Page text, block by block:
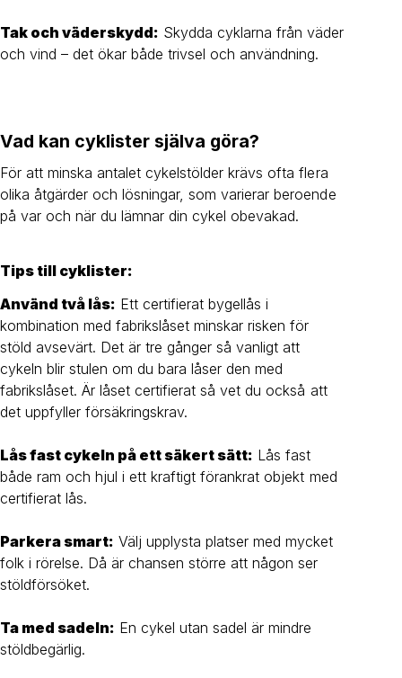
Tak och väderskydd: Skydda cyklarna från väder
och vind – det ökar både trivsel och användning.
Vad kan cyklister själva göra?
För att minska antalet cykelstölder krävs ofta flera
olika åtgärder och lösningar, som varierar beroende
på var och när du lämnar din cykel obevakad.
Tips till cyklister:
Använd två lås: Ett certifierat bygellås i
kombination med fabrikslåset minskar risken för
stöld avsevärt. Det är tre gånger så vanligt att
cykeln blir stulen om du bara låser den med
fabrikslåset. Är låset certifierat så vet du också att
det uppfyller försäkringskrav.
Lås fast cykeln på ett säkert sätt: Lås fast
både ram och hjul i ett kraftigt förankrat objekt med
certifierat lås.
Parkera smart: Välj upplysta platser med mycket
folk i rörelse. Då är chansen större att någon ser
stöldförsöket.
Ta med sadeln: En cykel utan sadel är mindre
stöldbegärlig.